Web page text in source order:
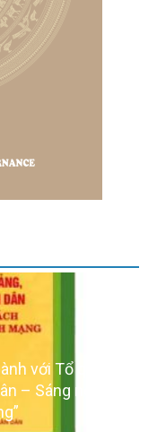
với Tổ quốc,
– Sáng ngời tư